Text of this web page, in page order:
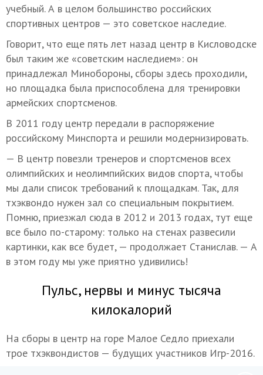
учебный. А в целом большинство российских
спортивных центров — это советское наследие.
Говорит, что еще пять лет назад центр в Кисловодске
был таким же «советским наследием»: он
принадлежал Минобороны, сборы здесь проходили,
но площадка была приспособлена для тренировки
армейских спортсменов.
В 2011 году центр передали в распоряжение
российскому Минспорта и решили модернизировать.
— В центр повезли тренеров и спортсменов всех
олимпийских и неолимпийских видов спорта, чтобы
мы дали список требований к площадкам. Так, для
тхэквондо нужен зал со специальным покрытием.
Помню, приезжал сюда в 2012 и 2013 годах, тут еще
все было по-старому: только на стенах развесили
картинки, как все будет, — продолжает Станислав. — А
в этом году мы уже приятно удивились!
Пульс, нервы и минус тысяча
килокалорий
На сборы в центр на горе Малое Седло приехали
трое тхэквондистов — будущих участников Игр-2016.